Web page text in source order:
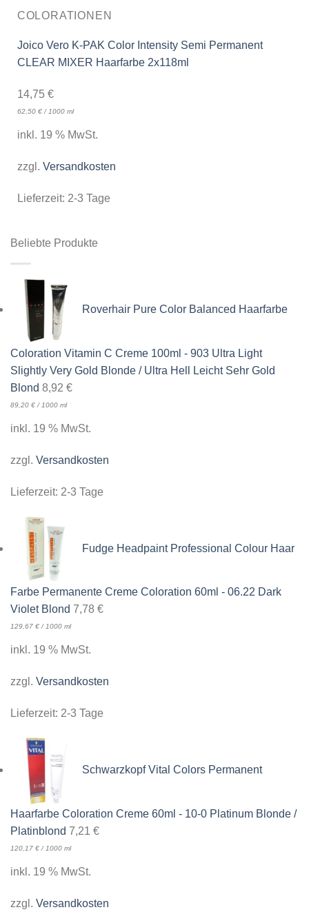
COLORATIONEN
Joico Vero K-PAK Color Intensity Semi Permanent
CLEAR MIXER Haarfarbe 2x118ml
14,75 €
62,50 €/ 1000 ml
inkl. 19 % MwSt.
zzgl. Versandkosten
Lieferzeit: 2-3 Tage
Beliebte Produkte
Roverhair Pure Color Balanced Haarfarbe
Coloration Vitamin C Creme 100ml - 903 Ultra Light
Slightly Very Gold Blonde / Ultra Hell Leicht Sehr Gold
Blond 8,92 €
89,20 € / 1000 ml
inkl. 19 % MwSt.
zzgl. Versandkosten
Lieferzeit: 2-3 Tage
Fudge Headpaint Professional Colour Haar
Farbe Permanente Creme Coloration 60ml - 06.22 Dark
Violet Blond 7,78 €
129,67 €/1000 ml
inkl. 19 % MwSt.
zzgl. Versandkosten
Lieferzeit: 2-3 Tage
Schwarzkopf Vital Colors Permanent
Haarfarbe Coloration Creme 60ml - 10-0 Platinum Blonde /
Platinblond 7,21 €
120,17 € / 1000 ml
inkl. 19 % MwSt.
zzgl. Versandkosten